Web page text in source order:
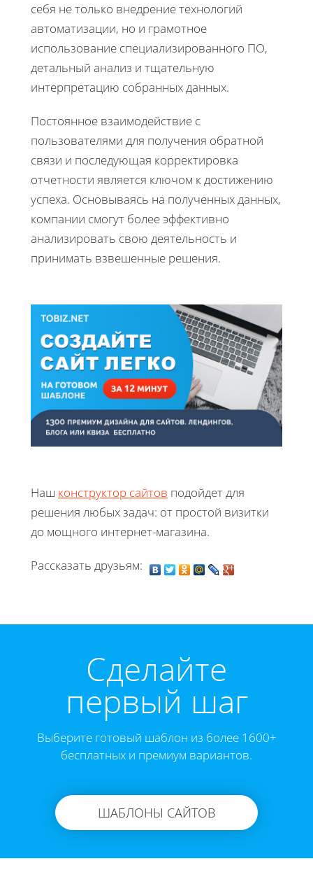
себя не только внедрение технологий
автоматизации, но и грамотное
использование специализированного ПО,
детальный анализ и тщательную
интерпретацию собранных данных.
Постоянное взаимодействие с
пользователями для получения обратной
связи и последующая корректировка
отчетности является ключом к достижению
успеха. Основываясь на полученных данных,
компании смогут более эффективно
анализировать свою деятельность и
принимать взвешенные решения.
Наш конструктор сайтов подойдет для
решения любых задач: от простой визитки
до мощного интернет-магазина.
Рассказать друзьям:
Cделайте
первый шаг
Выберите готовый шаблон из более 1600+
бесплатных и премиум вариантов.
ШАБЛОНЫ САЙТОВ